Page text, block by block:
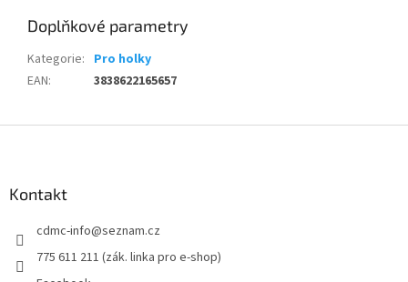
Doplňkové parametry
Kategorie: Pro holky
EAN: 3838622165657
Kontakt
cdmc-info@seznam.cz
775 611 211 (zák. linka pro e-shop)